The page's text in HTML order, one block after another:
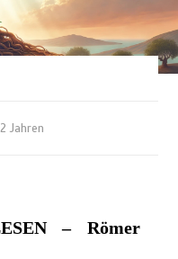
2 Jahren
– Römer